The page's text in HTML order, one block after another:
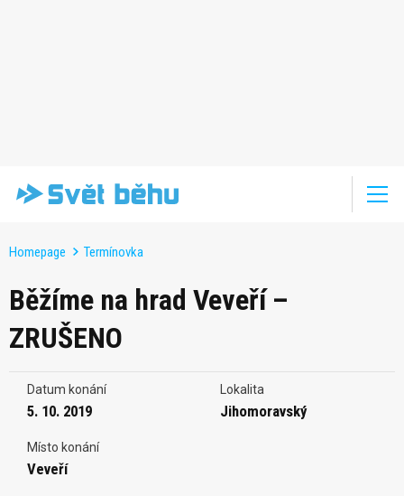
Homepage Termínovka
Běžíme na hrad Veveří –
ZRUŠENO
Datum konání
5. 10. 2019
Lokalita
Jihomoravský
Místo konání
Veveří